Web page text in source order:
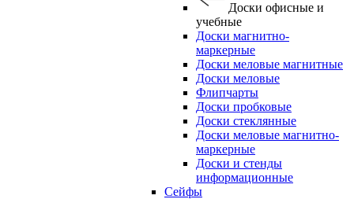
Доски офисные и
учебные
Доски магнитно-
маркерные
Доски меловые магнитные
Доски меловые
Флипчарты
Доски пробковые
Доски стеклянные
Доски меловые магнитно-
маркерные
Доски и стенды
информационные
Сейфы